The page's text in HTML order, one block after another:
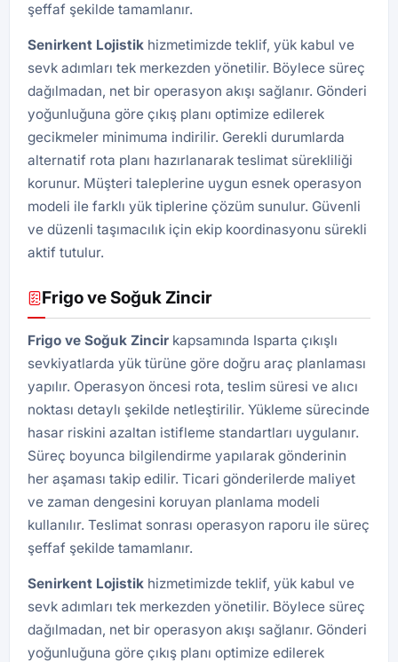
şeffaf şekilde tamamlanır.
Senirkent Lojistik hizmetimizde teklif, yük kabul ve
sevk adımları tek merkezden yönetilir. Böylece süreç
dağılmadan, net bir operasyon akışı sağlanır. Gönderi
yoğunluğuna göre çıkış planı optimize edilerek
gecikmeler minimuma indirilir. Gerekli durumlarda
alternatif rota planı hazırlanarak teslimat sürekliliği
korunur. Müşteri taleplerine uygun esnek operasyon
modeli ile farklı yük tiplerine çözüm sunulur. Güvenli
ve düzenli taşımacılık için ekip koordinasyonu sürekli
aktif tutulur.
Frigo ve Soğuk Zincir
Frigo ve Soğuk Zincir kapsamında Isparta çıkışlı
sevkiyatlarda yük türüne göre doğru araç planlaması
yapılır. Operasyon öncesi rota, teslim süresi ve alıcı
noktası detaylı şekilde netleştirilir. Yükleme sürecinde
hasar riskini azaltan istifleme standartları uygulanır.
Süreç boyunca bilgilendirme yapılarak gönderinin
her aşaması takip edilir. Ticari gönderilerde maliyet
ve zaman dengesini koruyan planlama modeli
kullanılır. Teslimat sonrası operasyon raporu ile süreç
şeffaf şekilde tamamlanır.
Senirkent Lojistik hizmetimizde teklif, yük kabul ve
sevk adımları tek merkezden yönetilir. Böylece süreç
dağılmadan, net bir operasyon akışı sağlanır. Gönderi
yoğunluğuna göre çıkış planı optimize edilerek